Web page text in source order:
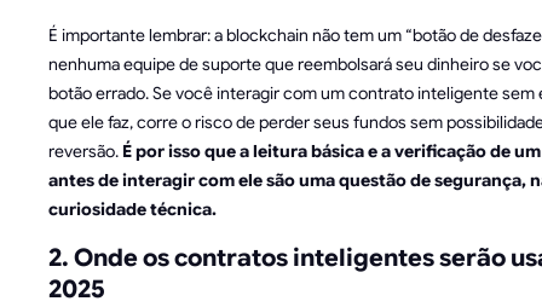
É importante lembrar: a blockchain não tem um “botão de
nenhuma equipe de suporte que reembolsará seu dinheiro se
botão errado. Se você interagir com um contrato inteligente sem
que ele faz, corre o risco de perder seus fundos sem
reversão. É por isso que a leitura básica e a verificação de
antes de interagir com ele são uma questão de segurança,
curiosidade técnica.
2. Onde os contratos inteligentes serão
2025